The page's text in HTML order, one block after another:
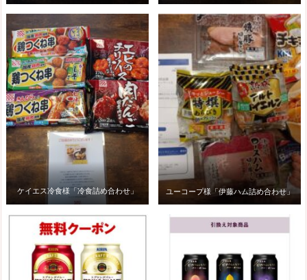
ケイエス冷食様「冷食詰め合わせ」 ユーコープ様「伊藤ハム詰め合わせ」